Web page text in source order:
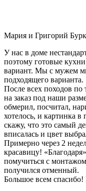
Мария и Григорий
У нас в доме
поэтому готовые
вариант. Мы с мужем
подходящего варианта.
После всех походов
на заказ под наши
обмерил, посчитал,
хотелось, и картинка в
скажу, что это самый
вписалась и цвет
Примерно через 2
красавицу!
помучиться с
получился отменный.
Большое всем